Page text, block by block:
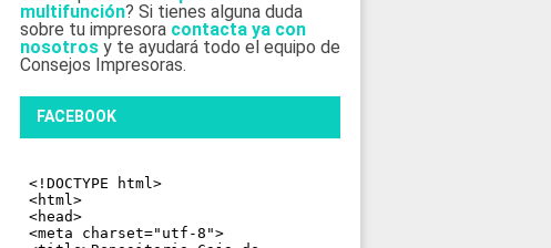
multifunción? Si tienes alguna duda
sobre tu impresora contacta ya con
nosotrosy te ayudará todo el equipo de
Consejos Impresoras.
FACEBOOK